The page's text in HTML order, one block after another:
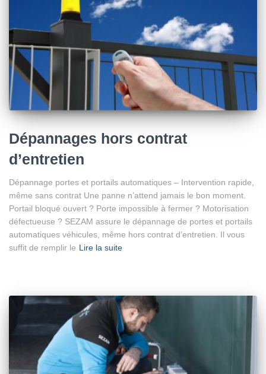
Dépannages hors contrat
d’entretien
Dépannage portes et portails automatiques – Intervention rapide,
même sans contrat Une panne n’attend jamais le bon moment.
Portail bloqué ouvert ? Porte impossible à fermer ? Motorisation
défectueuse ? SEZAM assure le dépannage de portes et portails
automatiques véhicules, même hors contrat d’entretien. Il vous
suffit de remplir le Lire la suite